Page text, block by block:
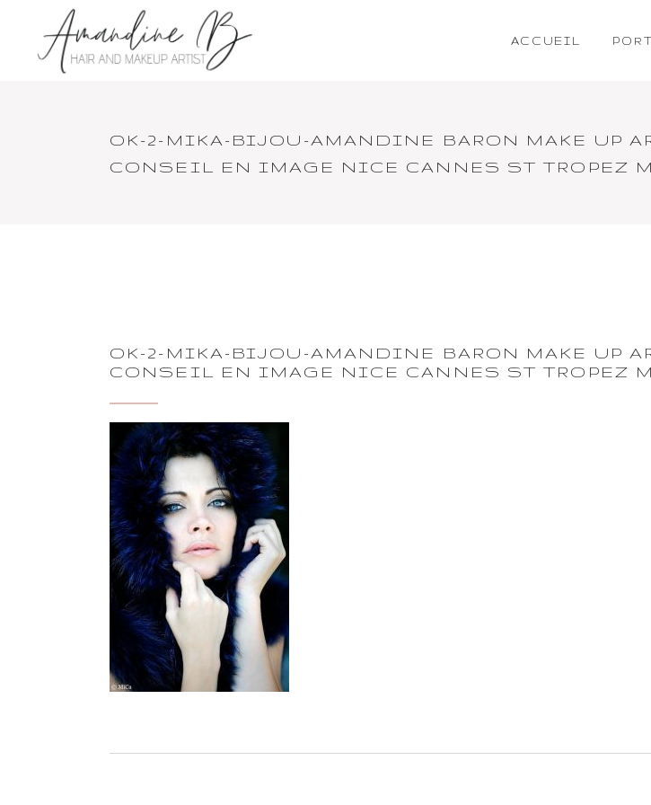
ACCUEIL
OK-2-MIKA-BIJOU-AMANDINE BARON MAKE UP
CONSEIL EN IMAGE NICE CANNES ST TROPEZ
OK-2-MIKA-BIJOU-AMANDINE BARON MAKE UP
CONSEIL EN IMAGE NICE CANNES ST TROPEZ